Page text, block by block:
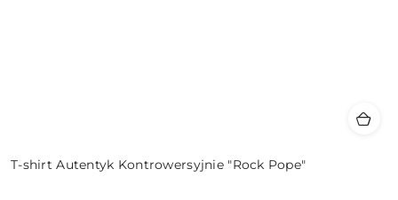
T-shirt Autentyk Kontrowersyjnie "Rock Pope"